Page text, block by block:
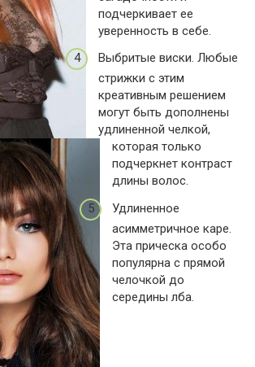
подчеркивает ее
уверенность в себе.
Выбритые виски. Любые
стрижки с этим
креативным решением
могут быть дополнены
удлиненной челкой,
которая только
подчеркнет контраст
длины волос.
Удлиненное
асимметричное каре.
Эта прическа особо
популярна с прямой
челочкой до
середины лба.